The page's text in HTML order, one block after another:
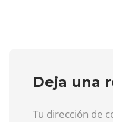
Deja una
Tu dirección de